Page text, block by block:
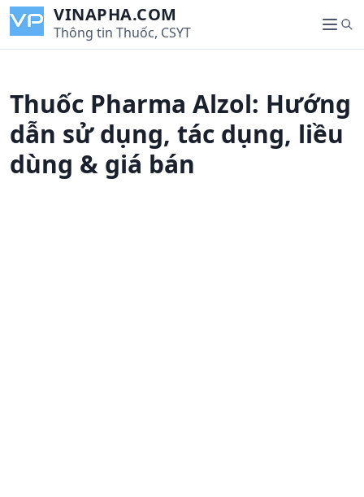
i
VINAPHA.COM
Thông tin Thuốc, CSYT
M
e
S
e
c
h
Thuốc Pharma Alzol: Hướng
dẫn sử dụng, tác dụng, liều
dùng & giá bán